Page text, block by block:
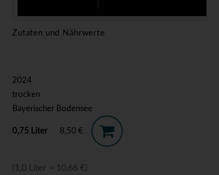
Zutaten und Nährwerte
2024
trocken
Bayerischer Bodensee
0,75 Liter 8,50 €
(1,0 Liter = 10,66 €)